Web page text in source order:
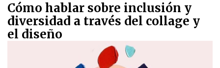
Cómo hablar sobre inclusión y
diversidad a través del collage y
el diseño